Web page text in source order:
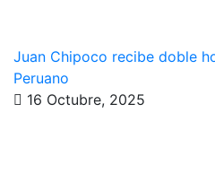
Juan Chipoco recibe doble
Peruano
16 Octubre, 2025